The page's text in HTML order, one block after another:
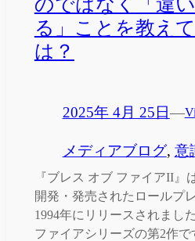
のではなく「違
る」ことを教え
は？
2025年 4月 25日—
メディアブログ, 意
『ブレス オブ ファイアII』
開発・発売されたロールプ
1994年にリリースされまし
ファイアシリーズの第2作